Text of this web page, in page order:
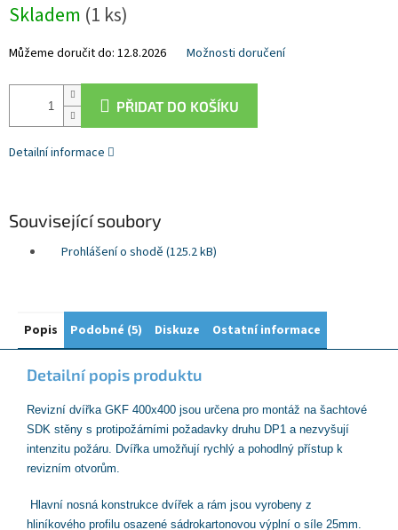
cena:
Skladem (1 ks)
Můžeme doručit do: 12.8.2026 Možnosti doručení
PŘIDAT DO KOŠÍKU
Detailní informace
Související soubory
Prohlášení o shodě (125.2 kB)
Popis Podobné (5) Diskuze Ostatní informace
Detailní popis produktu
Revizní dvířka GKF 400x400 jsou určena pro montáž na šachtové
SDK stěny s protipožárními požadavky druhu DP1 a nezvyšují
intenzitu požáru. Dvířka umožňují rychlý a pohodlný přístup k
revizním otvorům.
Hlavní nosná konstrukce dvířek a rám jsou vyrobeny z
hliníkového profilu osazené sádrokartonovou výplní o síle 25mm.